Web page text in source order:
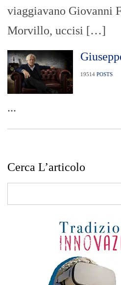
viaggiavano Giovanni
Morvillo, uccisi […]
19514 POSTS
...
Cerca L’articolo